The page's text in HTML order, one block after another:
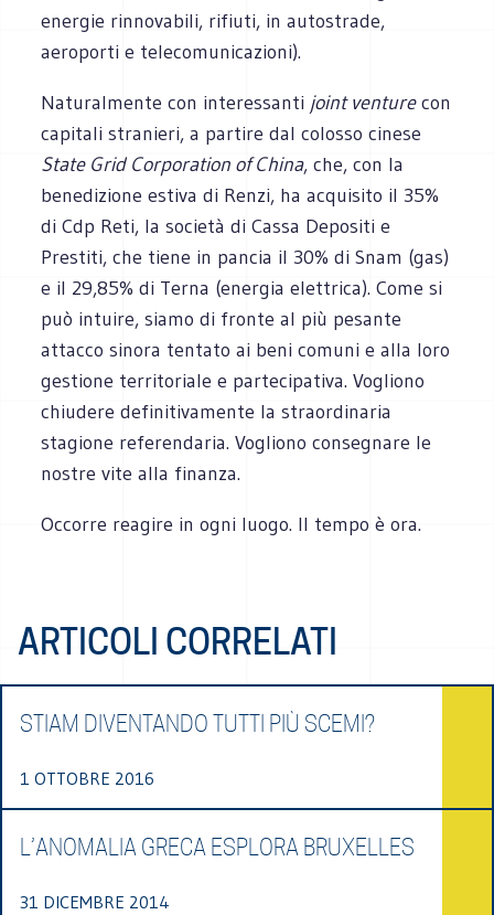
energie rinnovabili, rifiuti, in autostrade,
aeroporti e telecomunicazioni).
Naturalmente con interessanti joint venturecon
capitali stranieri, a partire dal colosso cinese
State Grid Corporation of China, che, con la
benedizione estiva di Renzi, ha acquisito il 35%
di Cdp Reti, la società di Cassa Depositi e
Prestiti, che tiene in pancia il 30% di Snam (gas)
e il 29,85% di Terna (energia elettrica). Come si
può intuire, siamo di fronte al più pesante
attacco sinora tentato ai beni comuni e alla loro
gestione territoriale e partecipativa. Vogliono
chiudere definitivamente la straordinaria
stagione referendaria. Vogliono consegnare le
nostre vite alla finanza.
Occorre reagire in ogni luogo. Il tempo è ora.
ARTICOLI CORRELATI
STIAM DIVENTANDO TUTTI PIÙ SCEMI?
1 OTTOBRE 2016
L’ANOMALIA GRECA ESPLORA BRUXELLES
31 DICEMBRE 2014